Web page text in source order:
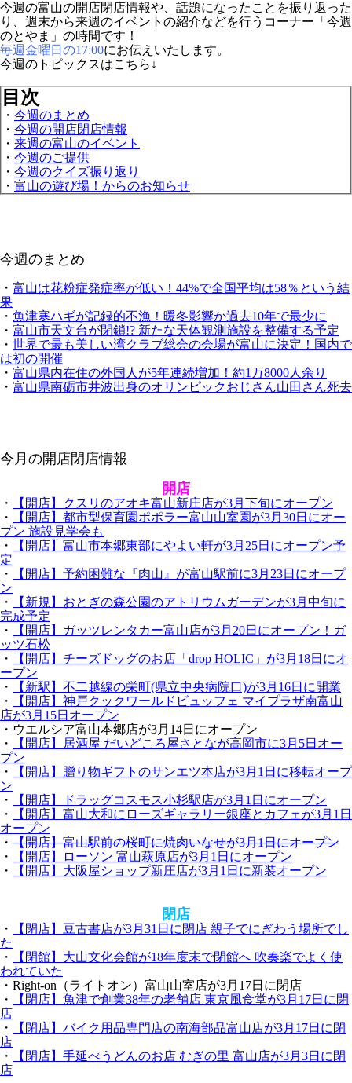
今週の富山の開店閉店情報や、話題になったことを振り返った
り、週末から来週のイベントの紹介などを行うコーナー「今週
のとやま」の時間です！
毎週金曜日の17:00にお伝えいたします。
今週のトピックスはこちら↓
目次
・ 今週のまとめ
・ 今週の開店閉店情報
・ 来週の富山のイベント
・ 今週のご提供
・ 今週のクイズ振り返り
・ 富山の遊び場！からのお知らせ
今週のまとめ
・ 富山は花粉症発症率が低い！44%で全国平均は58％という結
果
・ 魚津寒ハギが記録的不漁！暖冬影響か過去10年で最少に
・ 富山市天文台が閉鎖!? 新たな天体観測施設を整備する予定
・ 世界で最も美しい湾クラブ総会の会場が富山に決定！国内で
は初の開催
・ 富山県内在住の外国人が5年連続増加！約1万8000人余り
・ 富山県南砺市井波出身のオリンピックおじさん山田さん死去
今月の開店閉店情報
開店
・
【開店】クスリのアオキ富山新庄店が3月下旬にオープン
・
【開店】都市型保育園ポポラー富山山室園が3月30日にオー
プン 施設見学会も
・
【開店】富山市本郷東部にやよい軒が3月25日にオープン予
定
・
【開店】予約困難な『肉山』が富山駅前に3月23日にオープ
ン
・
【新規】おとぎの森公園のアトリウムガーデンが3月中旬に
完成予定
・
【開店】ガッツレンタカー富山店が3月20日にオープン！ガ
ッツ石松
・
【開店】チーズドッグのお店「drop HOLIC」が3月18日にオ
ープン
・
【新駅】不二越線の栄町(県立中央病院口)が3月16日に開業
・
【開店】神戸クックワールドビュッフェ マイプラザ南富山
店が3月15日オープン
・ウエルシア富山本郷店が3月14日にオープン
・
【開店】居酒屋 だいどころ屋さとなが高岡市に3月5日オー
プン
・
【開店】贈り物ギフトのサンエツ本店が3月1日に移転オープ
ン
・
【開店】ドラッグコスモス小杉駅店が3月1日にオープン
・
【開店】富山大和にローズギャラリー銀座とカフェが3月1日
オープン
・ 【開店】富山駅前の桜町に焼肉いなせが3月1日にオープン
・
【開店】ローソン 富山萩原店が3月1日にオープン
・
【開店】大阪屋ショップ新庄店が3月1日に新装オープン
閉店
・
【閉店】豆古書店が3月31日に閉店 親子でにぎわう場所でし
た
・
【閉館】大山文化会館が18年度末で閉館へ 吹奏楽でよく使
われていた
・Right-on（ライトオン）富山山室店が3月17日に閉店
・
【閉店】魚津で創業38年の老舗店 東京風食堂が3月17日に閉
店
・
【閉店】バイク用品専門店の南海部品富山店が3月17日に閉
店
・
【閉店】手延べうどんのお店 むぎの里 富山店が3月3日に閉
店